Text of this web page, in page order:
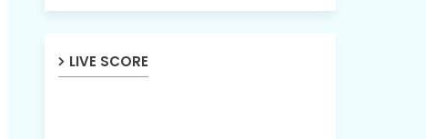
LIVE SCORE